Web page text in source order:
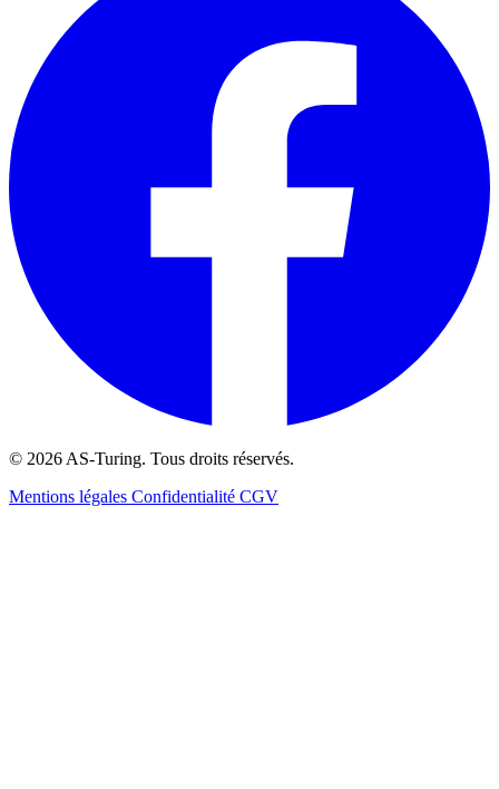
© 2026 AS-Turing. Tous droits réservés.
Mentions légales Confidentialité CGV